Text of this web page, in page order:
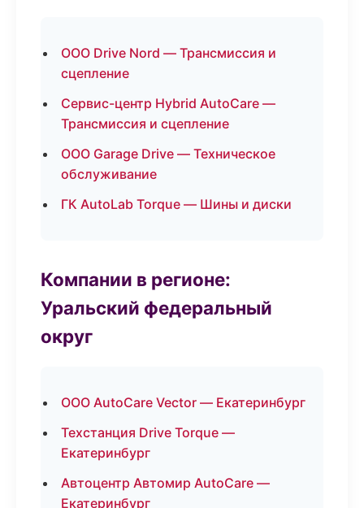
ООО Drive Nord — Трансмиссия и
сцепление
Сервис-центр Hybrid AutoCare —
Трансмиссия и сцепление
ООО Garage Drive — Техническое
обслуживание
ГК AutoLab Torque — Шины и диски
Компании в регионе:
Уральский федеральный
округ
ООО AutoCare Vector — Екатеринбург
Техстанция Drive Torque —
Екатеринбург
Автоцентр Автомир AutoCare —
Екатеринбург